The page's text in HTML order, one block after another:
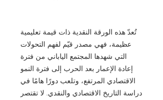
تُعدّ هذه الورقة النقدية ذات قيمة تعليمية
عظيمة، فهي مصدر قيّم لفهم التحولات
التي شهدها المجتمع الياباني من فترة
إعادة الإعمار بعد الحرب إلى فترة النمو
الاقتصادي المرتفع، وتلعب دورًا هامًا في
دراسة التاريخ الاقتصادي والنقدي. لا تقتصر